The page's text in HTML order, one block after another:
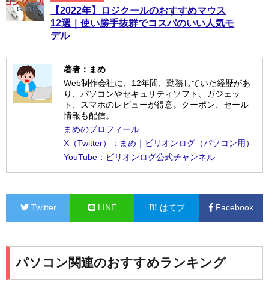
【2022年】ロジクールのおすすめマウス
12選｜使い勝手抜群でコスパのいい人気モ
デル
著者：まめ
Web制作会社に、12年間、勤務していた経歴があ
り、パソコンやセキュリティソフト、ガジェッ
ト、スマホのレビューが得意。クーポン、セール
情報も配信。
まめのプロフィール
X（Twitter）：まめ｜ビリオンログ（パソコン用）
YouTube：ビリオンログ公式チャンネル
Twitter LINE はてブ Facebook
パソコン関連のおすすめランキング